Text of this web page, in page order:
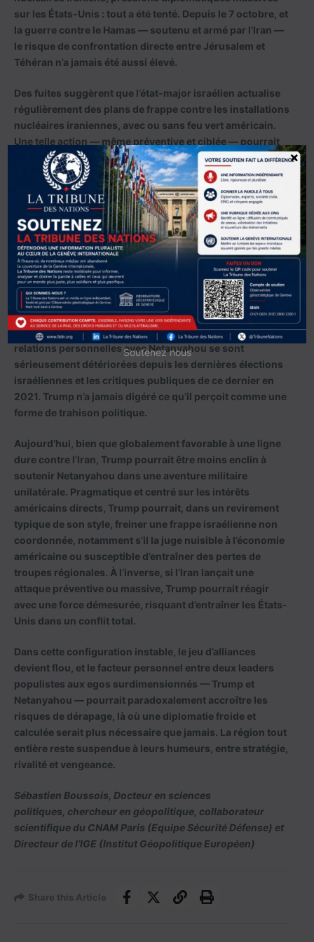
sur les États-Unis : tout a été tenté. Depuis le 7 octobre, et
la guerre contre le Hamas — soutenu et armé par l’Iran —
le risque de confrontation directe entre Jérusalem et
Téhéran n’a jamais été aussi élevé.
Des fuites suggèrent que l’état-major israélien actualise
régulièrement des plans de frappe contre les installations
nucléaires iraniennes, avec ou sans feu vert américain.
Une telle action — même préventive et ciblée — pourrait
entraîner un embrasement régional d’ampleur, impliquant
le Hezbollah au Liban, les Houthis au Yémen, et des
milices chiites irakiennes. Le front pourrait devenir
global.
Trump, Netanyahou et le facteur américain
L’attitude du président américain Donald Trump, revenu
au pouvoir après l’échec du second mandat de Joe Biden,
ajoute une nouvelle couche d’imprévisibilité. Si Trump
avait auparavant soutenu sans réserve Israël, allant
jusqu’à reconnaître Jérusalem comme capitale, ses
relations personnelles avec Netanyahou se sont
sérieusement détériorées depuis les dernières élections
israéliennes et les critiques publiques de ce dernier en
2021. Trump n’a jamais digéré ce qu’il perçoit comme une
forme de trahison politique.
Aujourd’hui, bien que globalement favorable à une ligne
dure contre l’Iran, Trump pourrait être moins enclin à
soutenir Netanyahou dans une aventure militaire
unilatérale. Pragmatique et centré sur les intérêts
américains directs, Trump pourrait, dans un revirement
typique de son style, freiner une frappe israélienne non
coordonnée, notamment s’il la juge nuisible à l’économie
américaine ou susceptible d’entraîner des pertes de
troupes régionales. À l’inverse, si l’Iran lançait une
attaque préventive ou massive, Trump pourrait réagir
avec une force démesurée, risquant d’entraîner les États-
Unis dans un conflit total.
Dans cette configuration instable, le jeu d’alliances
devient flou, et le facteur personnel entre deux leaders
populistes aux egos surdimensionnés — Trump et
Netanyahou — pourrait paradoxalement accroître les
risques de dérapage, là où une diplomatie froide et
calculée serait plus nécessaire que jamais. La région tout
entière reste suspendue à leurs humeurs, entre stratégie,
rivalité et vengeance.
Sébastien Boussois, Docteur en sciences
politiques, chercheur en géopolitique, collaborateur
scientifique du CNAM Paris (Equipe Sécurité Défense) et
Directeur de l’IGE (Institut Géopolitique Européen)
Share this Article
Soutenez nous
×